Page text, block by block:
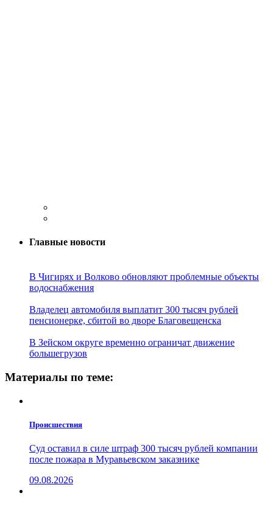
Главные новости
В Чигирях и Волково обновляют проблемные объекты
водоснабжения
Владелец автомобиля выплатит 300 тысяч рублей
пенсионерке, сбитой во дворе Благовещенска
В Зейском округе временно ограничат движение
большегрузов
Материалы по теме:
Проиcшествия
Суд оставил в силе штраф 300 тысяч рублей компании
после пожара в Муравьевском заказнике
09.08.2026